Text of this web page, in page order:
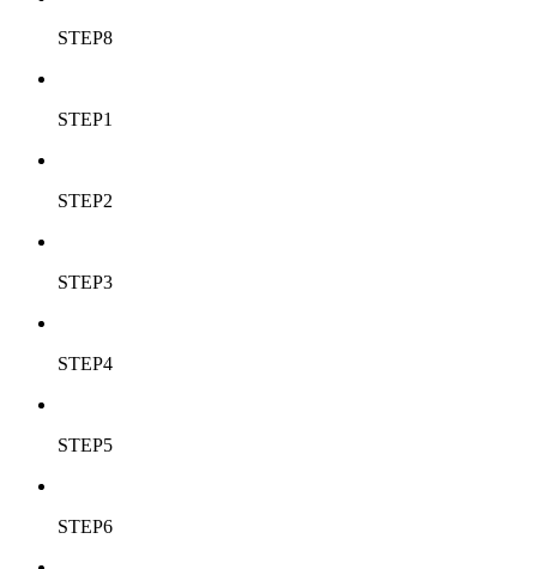
STEP8
STEP1
STEP2
STEP3
STEP4
STEP5
STEP6